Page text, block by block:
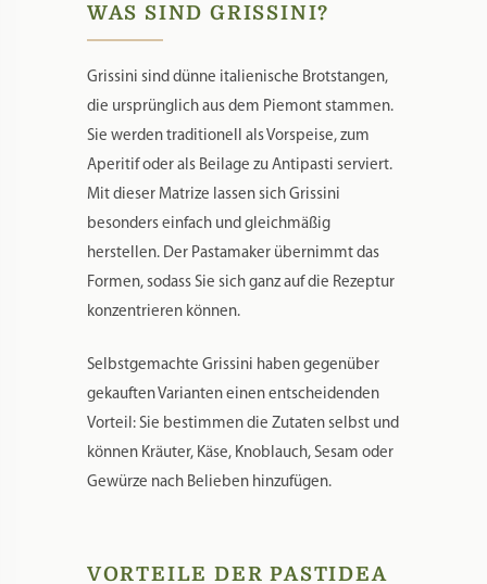
WAS SIND GRISSINI?
Grissini sind dünne italienische Brotstangen,
die ursprünglich aus dem Piemont stammen.
Sie werden traditionell als Vorspeise, zum
Aperitif oder als Beilage zu Antipasti serviert.
Mit dieser Matrize lassen sich Grissini
besonders einfach und gleichmäßig
herstellen. Der Pastamaker übernimmt das
Formen, sodass Sie sich ganz auf die Rezeptur
konzentrieren können.
Selbstgemachte Grissini haben gegenüber
gekauften Varianten einen entscheidenden
Vorteil: Sie bestimmen die Zutaten selbst und
können Kräuter, Käse, Knoblauch, Sesam oder
Gewürze nach Belieben hinzufügen.
VORTEILE DER PASTIDEA